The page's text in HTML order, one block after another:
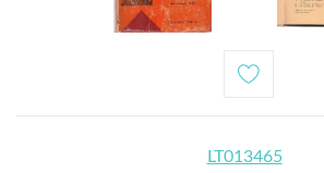
LT013465